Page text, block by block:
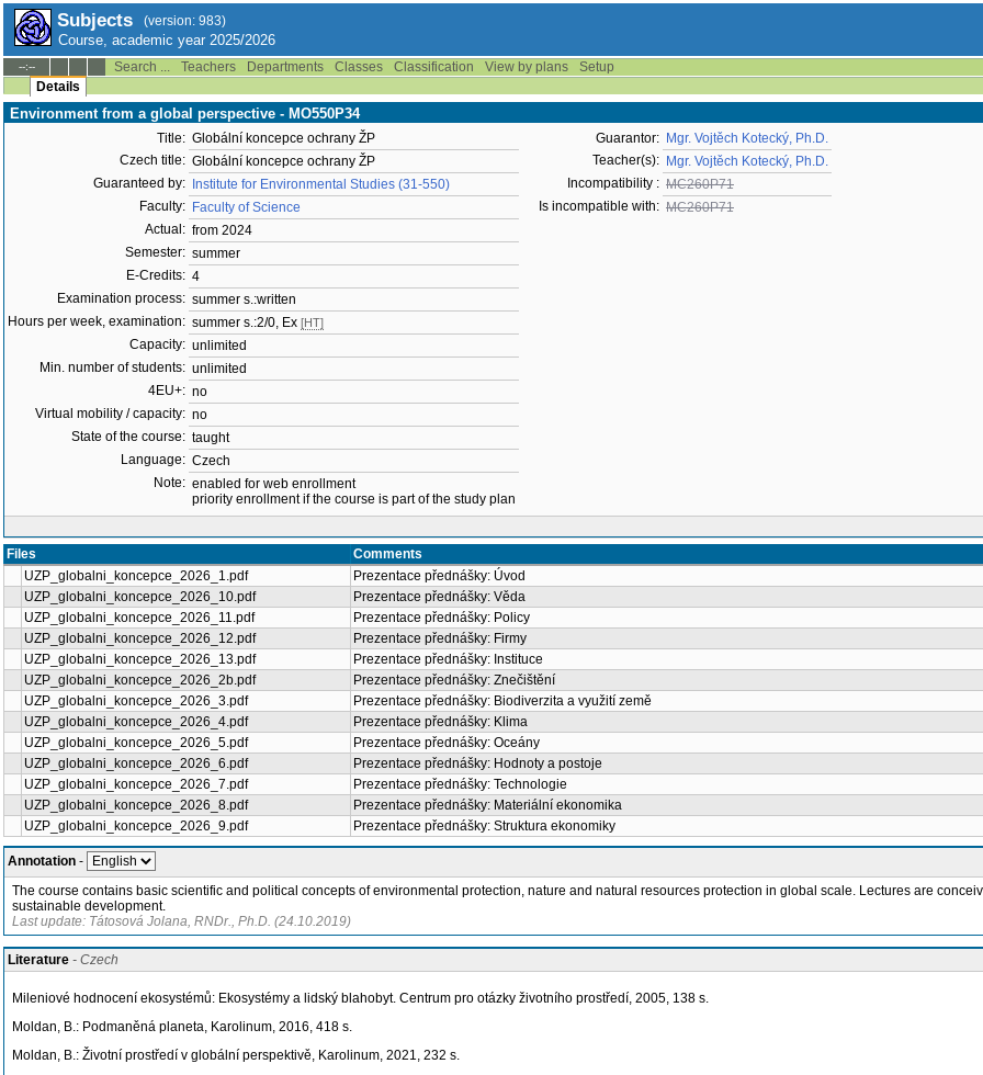
Subjects (version: 983)
Course, academic year 2025/2026
--:-- Search ... Teachers Departments Classes Classification View by plans
Setup
Details
Environment from a global perspective - MO550P34
Title: Globální koncepce ochrany ŽP
Czech title: Globální koncepce ochrany ŽP
Guaranteed by:
Institute for Environmental Studies (31-550)
Faculty: Faculty of Science
Actual: from 2024
Semester: summer
E-Credits: 4
Examination process: summer s.:written
Hours per week, examination: summer s.:2/0, Ex [HT]
Capacity: unlimited
Min. number of students: unlimited
4EU+: no
Virtual mobility / capacity: no
State of the course: taught
Language: Czech
Note: enabled for web enrollment
priority enrollment if the course is part of the study plan
Guarantor: Mgr. Vojtěch Kotecký, Ph.D.
Teacher(s): Mgr. Vojtěch Kotecký, Ph.D.
Incompatibility : MC260P71
Is incompatible with: MC260P71
Files
Comments
UZP_globalni_koncepce_2026_1.pdf
Prezentace přednášky: Úvod
UZP_globalni_koncepce_2026_10.pdf
Prezentace přednášky: Věda
UZP_globalni_koncepce_2026_11.pdf
Prezentace přednášky: Policy
UZP_globalni_koncepce_2026_12.pdf
Prezentace přednášky: Firmy
UZP_globalni_koncepce_2026_13.pdf
Prezentace přednášky: Instituce
UZP_globalni_koncepce_2026_2b.pdf
Prezentace přednášky: Znečištění
UZP_globalni_koncepce_2026_3.pdf
Prezentace přednášky: Biodiverzita a využití země
UZP_globalni_koncepce_2026_4.pdf
Prezentace přednášky: Klima
UZP_globalni_koncepce_2026_5.pdf
Prezentace přednášky: Oceány
UZP_globalni_koncepce_2026_6.pdf
Prezentace přednášky: Hodnoty a postoje
UZP_globalni_koncepce_2026_7.pdf
Prezentace přednášky: Technologie
UZP_globalni_koncepce_2026_8.pdf
Prezentace přednášky: Materiální ekonomika
UZP_globalni_koncepce_2026_9.pdf
Prezentace přednášky: Struktura ekonomiky
Annotation -
The course contains basic scientific and political concepts of environmental protection, nature and natural resources protection in global scale. Lectures are
sustainable development.
Last update: Tátosová Jolana, RNDr., Ph.D. (24.10.2019)
Literature - Czech
Mileniové hodnocení ekosystémů: Ekosystémy a lidský blahobyt. Centrum pro otázky životního prostředí, 2005, 138 s.
Moldan, B.: Podmaněná planeta, Karolinum, 2016, 418 s.
Moldan, B.: Životní prostředí v globální perspektivě, Karolinum, 2021, 232 s.